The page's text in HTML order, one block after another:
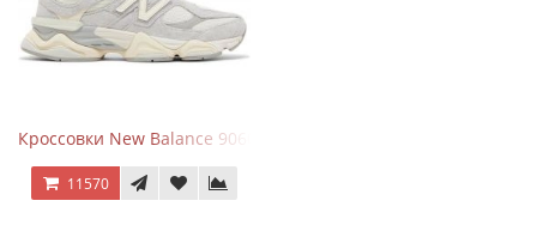
Кроссовки New Balance 9060 Quartz Grey
11570